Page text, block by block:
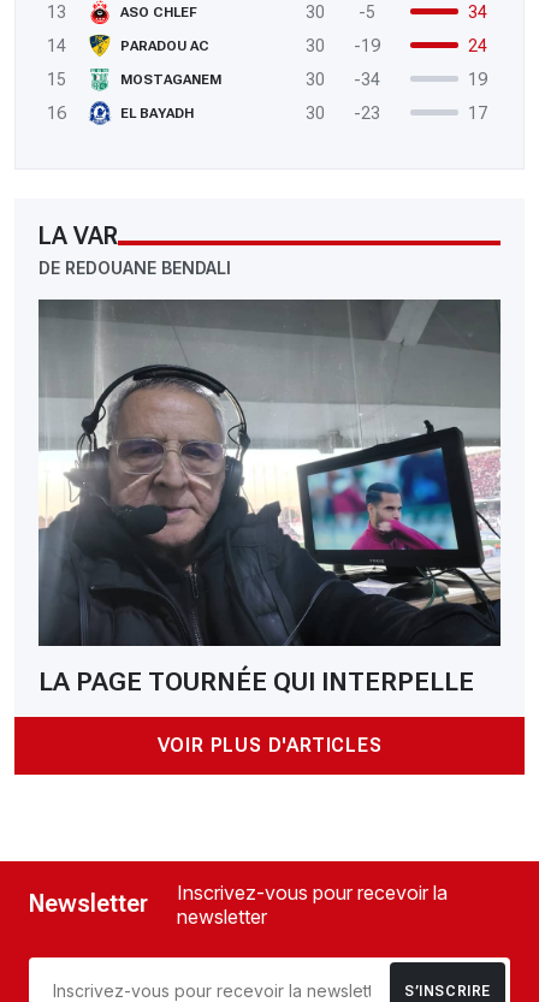
13
ASO CHLEF 30 -5
34
14
PARADOU AC 30 -19
24
15
MOSTAGANEM 30 -34
19
16
EL BAYADH 30 -23 17
LA VAR
DE REDOUANE BENDALI
LA PAGE TOURNÉE QUI INTERPELLE
VOIR PLUS D'ARTICLES
Newsletter
Inscrivez-vous pour recevoir la
newsletter
S’INSCRIRE